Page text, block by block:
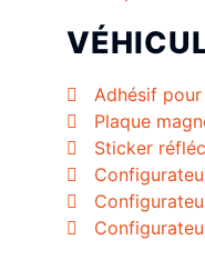
Adhésif
Plaque
Sticker